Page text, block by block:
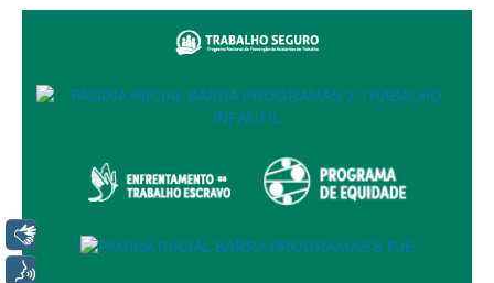
Comitê Gestor Regional do e-Gestão e de Tabelas
Comitê do Datajud
Comissão Regional de Pesquisa Judiciária e Ciência de
Libras